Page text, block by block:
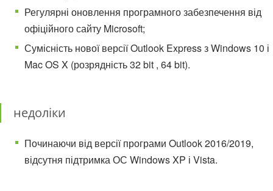
Регулярні оновлення програмного забезпечення від
офіційного сайту Microsoft;
Сумісність нової версії Outlook Express з Windows 10 і
Mac OS X (розрядність 32 bit , 64 bit).
недоліки
Починаючи від версії програми Outlook 2016/2019,
відсутня підтримка ОС Windows XP і Vista.